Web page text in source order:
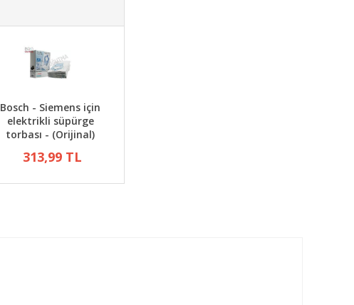
Bosch - Siemens için
elektrikli süpürge
torbası - (Orijinal)
313,99 TL